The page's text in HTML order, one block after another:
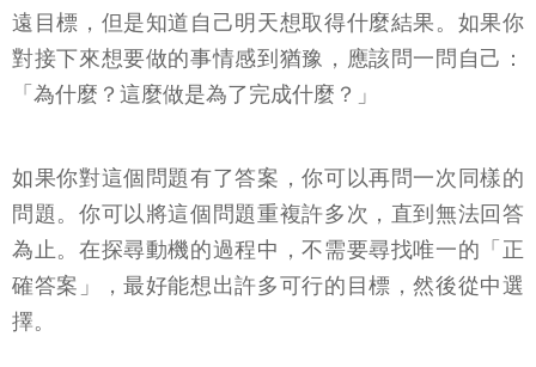
遠目標，但是知道自己明天想取得什麼結果。如果你
對接下來想要做的事情感到猶豫，應該問一問自己：
「為什麼？這麼做是為了完成什麼？」
如果你對這個問題有了答案，你可以再問一次同樣的
問題。你可以將這個問題重複許多次，直到無法回答
為止。在探尋動機的過程中，不需要尋找唯一的「正
確答案」，最好能想出許多可行的目標，然後從中選
擇。